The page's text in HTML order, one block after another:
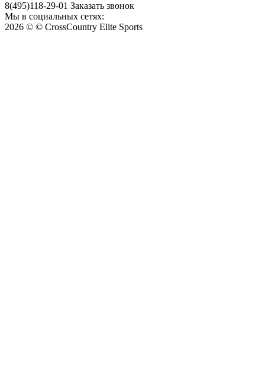
8(495)118-29-01 Заказать звонок
Мы в социальных сетях:
2026 © © CrossCountry Elite Sports